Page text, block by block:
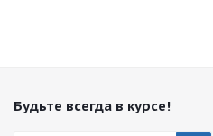
Будьте всегда в курсе!